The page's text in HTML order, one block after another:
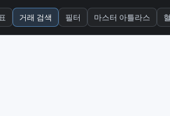
거래 검색 필터 마스터 아틀라스